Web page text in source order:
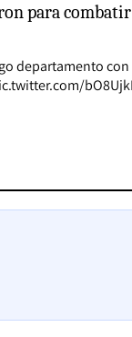
para
departamento